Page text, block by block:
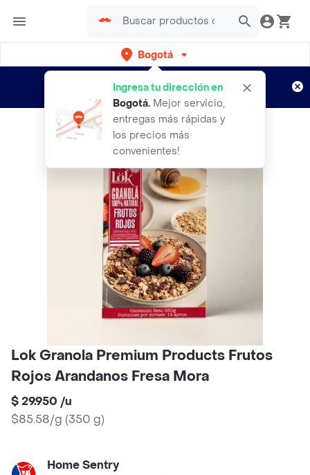
Bogotá
Ingresa tu dirección en
Bogotá. Mejor servicio,
entregas más rápidas y
los precios más
convenientes!
envíos gratis por semanas
Aplican TyC
Lok Granola Premium Products Frutos
Rojos Arandanos Fresa Mora
$ 29.950 /u
$85.58/g (350 g)
Home Sentry